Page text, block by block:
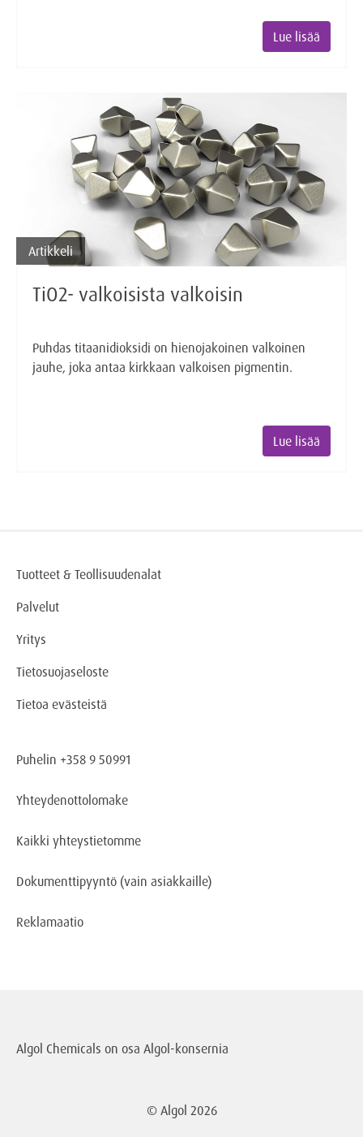
Lue lisää
Artikkeli
TiO2- valkoisista valkoisin
Puhdas titaanidioksidi on hienojakoinen valkoinen
jauhe, joka antaa kirkkaan valkoisen pigmentin.
Lue lisää
Tuotteet & Teollisuudenalat
Palvelut
Yritys
Tietosuojaseloste
Tietoa evästeistä
Puhelin +358 9 50991
Yhteydenottolomake
Kaikki yhteystietomme
Dokumenttipyyntö (vain asiakkaille)
Reklamaatio
Algol Chemicals on osa Algol-konsernia
© Algol 2026